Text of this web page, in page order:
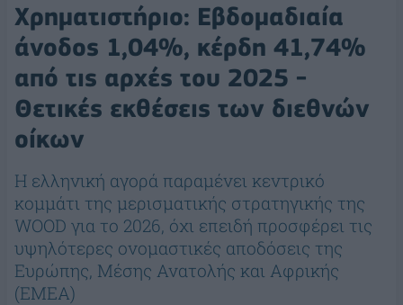
Χρηματιστήριο: Εβδομαδιαία
άνοδος 1,04%, κέρδη 41,74%
από τις αρχές του 2025 -
Θετικές εκθέσεις των διεθνών
οίκων
Η ελληνική αγορά παραμένει κεντρικό
κομμάτι της μερισματικής στρατηγικής της
WOOD για το 2026, όχι επειδή προσφέρει τις
υψηλότερες ονομαστικές αποδόσεις της
Ευρώπης, Μέσης Ανατολής και Αφρικής
(EMEA)